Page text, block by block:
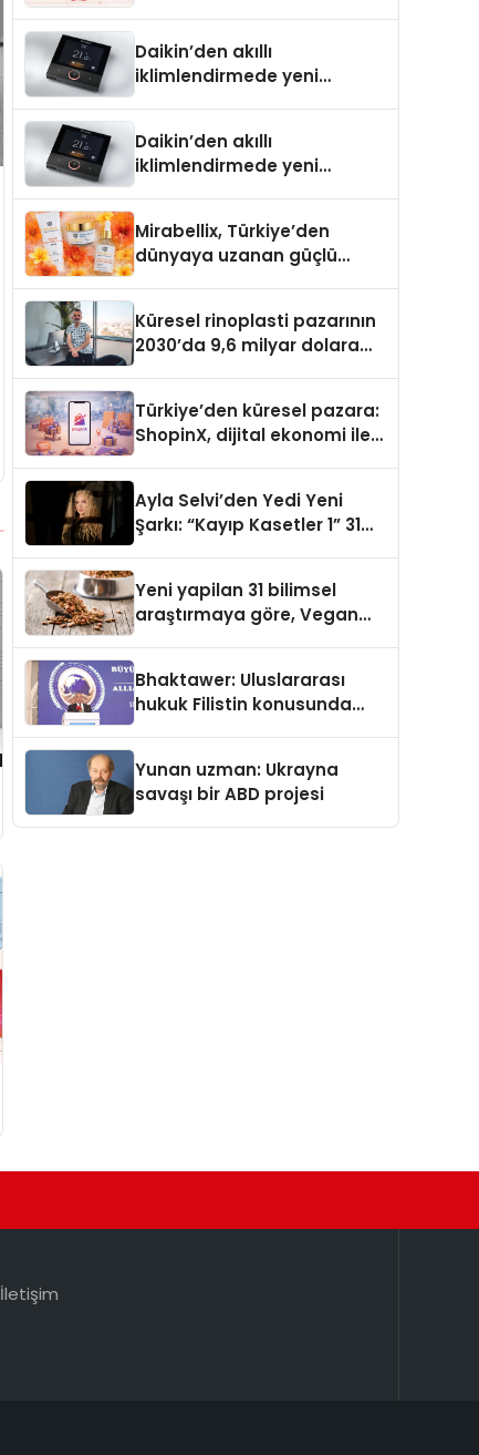
Daikin’den akıllı
iklimlendirmede yeni
Daikin’den akıllı
iklimlendirmede yeni
Mirabellix, Türkiye’den
dünyaya uzanan güçlü
Küresel rinoplasti pazarının
2030’da 9,6 milyar dolara
Türkiye’den küresel pazara:
ShopinX, dijital ekonomi ile
Ayla Selvi’den Yedi Yeni
Şarkı: “Kayıp Kasetler 1” 31
Yeni yapilan 31 bilimsel
araştırmaya göre, Vegan
Sindirildiğini Ortaya Koydu
Bhaktawer: Uluslararası
hukuk Filistin konusunda
Yunan uzman: Ukrayna
savaşı bir ABD projesi
İletişim